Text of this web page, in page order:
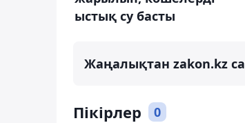
ыстық су басты
Жаңалықтан zakon.kz
Пікірлер 0